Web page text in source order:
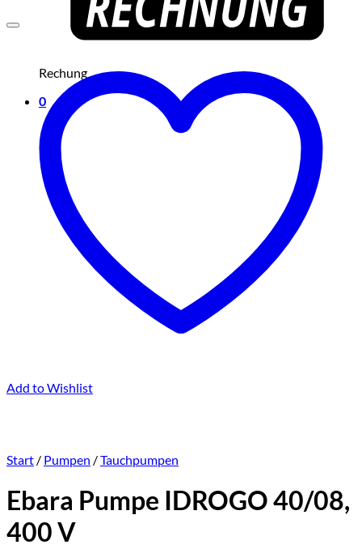
Rechung
0
Add to Wishlist
Start / Pumpen /Tauchpumpen
Ebara Pumpe IDROGO 40/08,
400 V